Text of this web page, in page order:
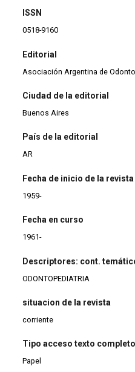
ISSN
0518-9160
Editorial
Asociación Argentina de
Ciudad de la editorial
Buenos Aires
País de la editorial
AR
Fecha de inicio de la revista
1959-
Fecha en curso
1961-
Descriptores: cont.
ODONTOPEDIATRIA
situacion de la revista
corriente
Tipo acceso texto completo
Papel